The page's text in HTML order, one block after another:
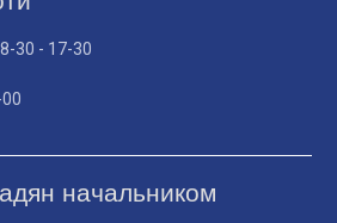
30 - 17-30
начальником